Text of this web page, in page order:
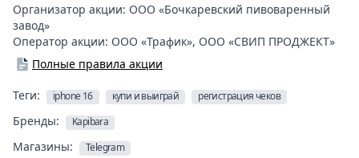
Организатор акции: ООО «Бочкаревский пивоваренный
завод»
Оператор акции: ООО «Трафик», ООО «СВИП ПРОДЖЕКТ»
Полные правила акции
Теги: iphone 16 купи и выиграй регистрация чеков
Бренды: Kapibara
Магазины:
Telegram